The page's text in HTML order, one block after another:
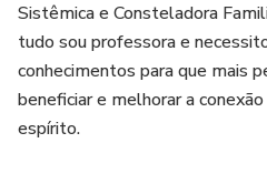
Sistêmica e Consteladora
tudo sou professora e
conhecimentos para que mais
beneficiar e melhorar a
espírito.